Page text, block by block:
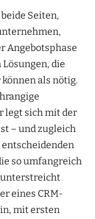
Seiten,
Angebotsphase
die
als nötig.
legt sich mit der
– und zugleich
so umfangreich
unterstreicht
eines CRM-
mit ersten